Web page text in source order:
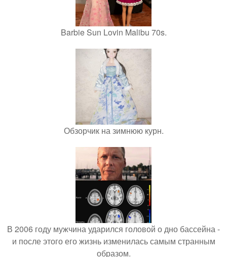
Barbie Sun Lovin Malibu 70s.
Обзорчик на зимнюю курн.
В 2006 году мужчина ударился головой о дно бассейна -
и после этого его жизнь изменилась самым странным
образом.